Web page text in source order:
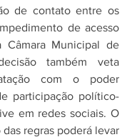
de contato entre os
de acesso
Municipal de
também veta
com o poder
participação político-
em redes sociais. O
regras poderá levar